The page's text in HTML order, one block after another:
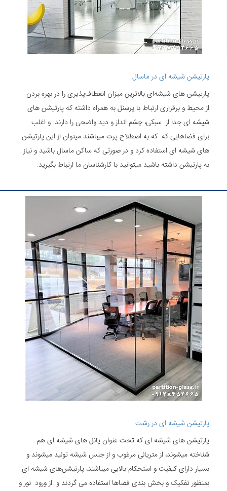
پارتیشن شیشه ای در ماسال
پارتیشن های شیشه‌ای بالاترین میزان انعطاف‌پذیری را در بهره بردن
از محیط و برقراری ارتباط با پرسنل به همراه داشته که پارتیشن های
شیشه ای جدا از سبکی، چشم انداز و دید واضحی را دارند و اغلب
برای فضاهایی که که به اصطلاح پرت میباشند میتوان از این پارتیشن
های شیشه ای استفاده کرد و در صورتی که ساکن ماسال باشید و نیاز
به پارتیشن داشته باشید میتوانید با کارشناسان ما ارتباط بگیرید.
پارتیشن شیشه ای در رشت
پارتیشن های شیشه ای که تحت عنوان پانل های شیشه ای هم
شناخته میشوند، از متریالی مرغوب و از جنس شیشه تولید میشوند و
بسیار دارای کیفیت و استحکام بالایی میباشند، پارتیشن‌های شیشه ای
بمنظور تفکیک و بخش بندی فضاها استفاده می گردند و از ورود نور و